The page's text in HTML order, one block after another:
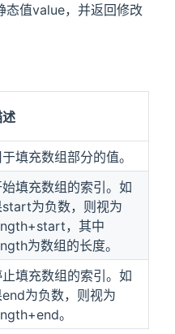
态值value，并返回修改
填充数组部分的值。
填充数组的索引。如
start为负数，则视为
，其中
为数组的长度。
填充数组的索引。如
end为负数，则视为
。